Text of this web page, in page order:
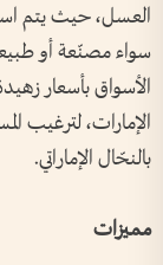
العسل، حيث يتم
سواء مصنّعة أو
الأسواق بأسعار
الإمارات، لترغيب
بالنحّال الإماراتي.
مميزات